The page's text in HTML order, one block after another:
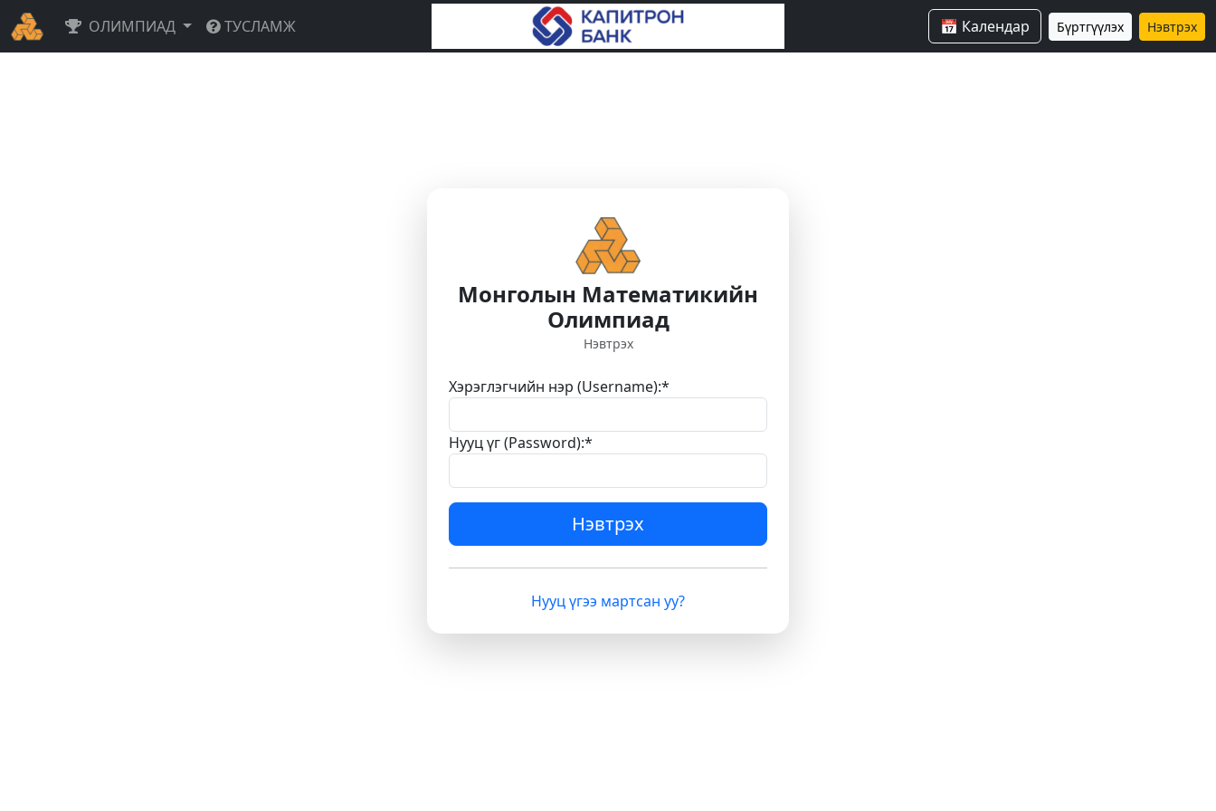
ОЛИМПИАД ТУСЛАМЖ 📅 Календар Бүртгүүлэх Нэвтрэх
Монголын Математикийн
Олимпиад
Нэвтрэх
Хэрэглэгчийн нэр (Username):*
Нууц үг (Password):*
Нэвтрэх
Нууц үгээ мартсан уу?